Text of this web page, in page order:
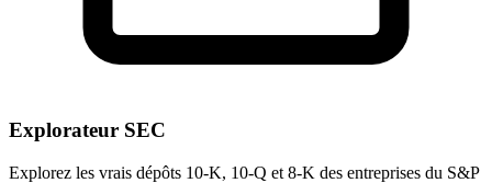
Explorateur SEC
Explorez les vrais dépôts 10-K, 10-Q et 8-K des entreprises du S&P